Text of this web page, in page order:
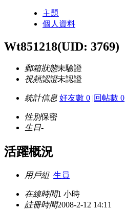
主題
個人資料
Wt851218(UID: 3769)
郵箱狀態未驗證
視頻認證未認證
統計信息 好友數 0 |回帖數 0
性別保密
生日-
活躍概況
用戶組 生員
在線時間1 小時
註冊時間2008-2-12 14:11